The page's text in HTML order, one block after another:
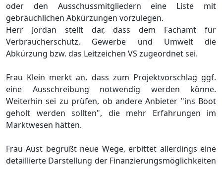
oder den Ausschussmitgliedern eine Liste mit
gebräuchlichen Abkürzungen vorzulegen.
Herr Jordan stellt dar, dass dem Fachamt für
Verbraucherschutz, Gewerbe und Umwelt die
Abkürzung bzw. das Leitzeichen VS zugeordnet sei.
Frau Klein merkt an, dass zum Projektvorschlag ggf.
eine Ausschreibung notwendig werden könne.
Weiterhin sei zu prüfen, ob andere Anbieter "ins Boot
geholt werden sollten", die mehr Erfahrungen im
Marktwesen hätten.
Frau Aust begrüßt neue Wege, erbittet allerdings eine
detaillierte Darstellung der Finanzierungsmöglichkeiten